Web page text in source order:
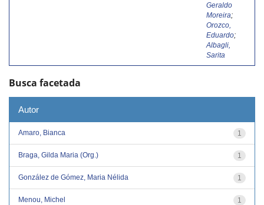
Geraldo
Moreira;
Orozco,
Eduardo;
Albagli,
Sarita
Busca facetada
Autor
1
Amaro, Bianca
1
Braga, Gilda Maria (Org.)
1
González de Gómez, Maria Nélida
1
Menou, Michel